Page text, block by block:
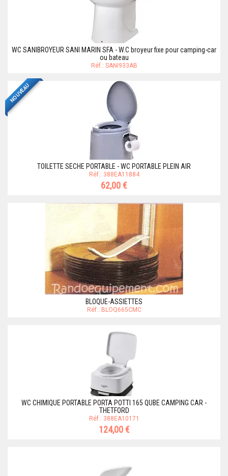
WC SANIBROYEUR SANI MARIN SFA - W.C broyeur fixe pour camping-car
ou bateau
Réf.: SANI933AB
NOUVEAU
TOILETTE SECHE PORTABLE - WC PORTABLE PLEIN AIR
Réf.: 388EA11884
62,00 €
BLOQUE-ASSIETTES
Réf.: BLOQ665CMC
WC CHIMIQUE PORTABLE PORTA POTTI 165 QUBE CAMPING CAR -
THETFORD
Réf.: 388EA10171
124,00 €